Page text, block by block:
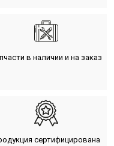
в наличии и на заказ
сертифицирована